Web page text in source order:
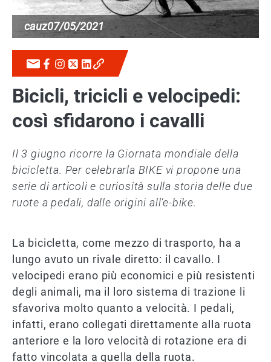
cauz07/05/2021
Bicicli, tricicli e velocipedi:
così sfidarono i cavalli
Il 3 giugno ricorre la Giornata mondiale della
bicicletta. Per celebrarla BIKE vi propone una
serie di articoli e curiosità sulla storia delle due
ruote a pedali, dalle origini all’e-bike.
La bicicletta, come mezzo di trasporto, ha a
lungo avuto un rivale diretto: il cavallo. I
velocipedi erano più economici e più resistenti
degli animali, ma il loro sistema di trazione li
sfavoriva molto quanto a velocità. I pedali,
infatti, erano collegati direttamente alla ruota
anteriore e la loro velocità di rotazione era di
fatto vincolata a quella della ruota.